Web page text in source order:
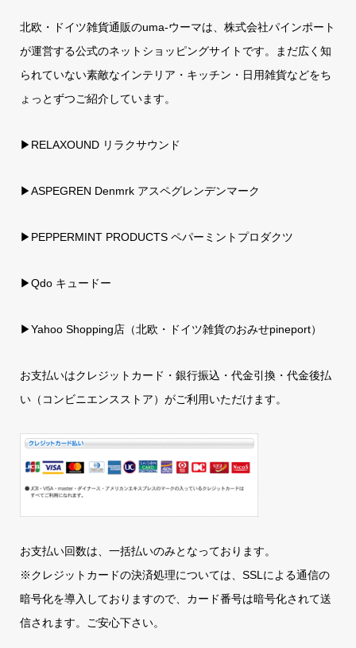
北欧・ドイツ雑貨通販のuma-ウーマは、株式会社パインポート
が運営する公式のネットショッピングサイトです。まだ広く知
られていない素敵なインテリア・キッチン・日用雑貨などをち
ょっとずつご紹介しています。
▶RELAXOUND リラクサウンド
▶ASPEGREN Denmrk アスペグレンデンマーク
▶PEPPERMINT PRODUCTS ペパーミントプロダクツ
▶Qdo キュードー
▶Yahoo Shopping店（北欧・ドイツ雑貨のおみせpineport）
お支払いはクレジットカード・銀行振込・代金引換・代金後払
い（コンビニエンスストア）がご利用いただけます。
お支払い回数は、一括払いのみとなっております。
※クレジットカードの決済処理については、SSLによる通信の
暗号化を導入しておりますので、カード番号は暗号化されて送
信されます。ご安心下さい。